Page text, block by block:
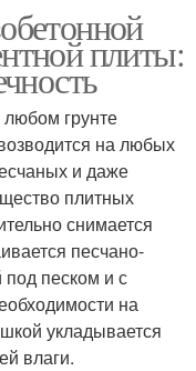
плиты:
грунте
на любых
и даже
плитных
снимается
песчано-
песком и с
на
укладывается
влаги.